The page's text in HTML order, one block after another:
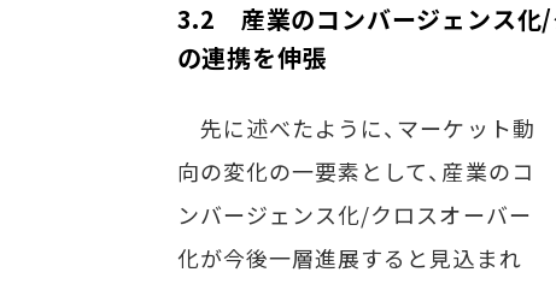
3.2 産業のコンバージェンス化/
の連携を伸張
先に述べたように、マーケット動
向の変化の一要素として、産業のコ
ンバージェンス化/クロスオーバー
化が今後一層進展すると見込まれ